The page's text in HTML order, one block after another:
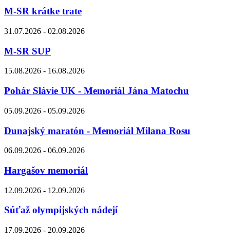
M-SR krátke trate
31.07.2026 - 02.08.2026
M-SR SUP
15.08.2026 - 16.08.2026
Pohár Slávie UK - Memoriál Jána Matochu
05.09.2026 - 05.09.2026
Dunajský maratón - Memoriál Milana Rosu
06.09.2026 - 06.09.2026
Hargašov memoriál
12.09.2026 - 12.09.2026
Súťaž olympijských nádejí
17.09.2026 - 20.09.2026